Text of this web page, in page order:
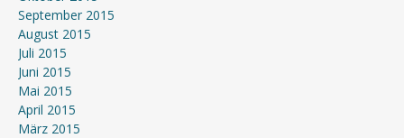
September 2015
August 2015
Juli 2015
Juni 2015
Mai 2015
April 2015
März 2015